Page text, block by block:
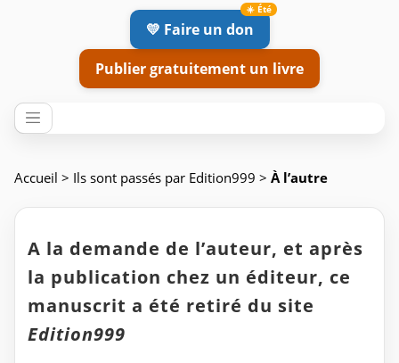
💛 Faire un don
Publier gratuitement un livre
Accueil > Ils sont passés par Edition999 > À l’autre
A la demande de l’auteur, et après
la publication chez un éditeur, ce
manuscrit a été retiré du site
Edition999